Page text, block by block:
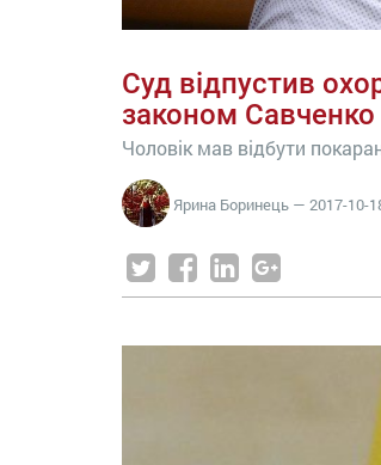
Суд відпустив
законом Савченко
Чоловік мав відбути
Ярина Боринець — 2017-10-